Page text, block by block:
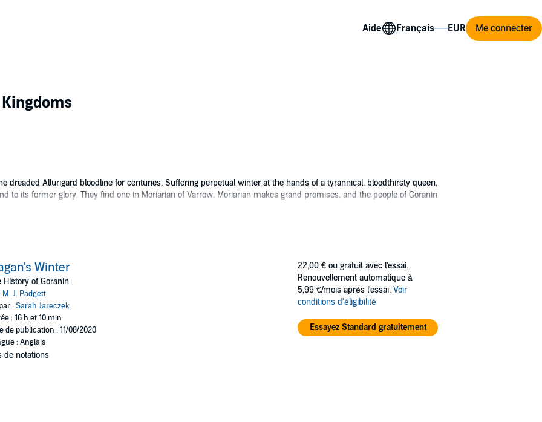
Aide Me connecter
dreaded Allurigard bloodline for centuries. Suffering perpetual winter at the hands of a tyrannical, bloodthirsty queen,
to its former glory. They find one in Moriarian of Varrow. Moriarian makes grand promises, and the people of Goranin
is stolen and Moriarian attacks, Eiagan barely escapes her castle alive. With a gaping abdominal wound and
true, and the people are subjugated to a fate worse than death. As Moriarian ravages her land, Eiagan seeks
Haunted by memories of her past, Eiagan joins forces with a band of rebels, a healer who believes he can save
determined to free the land of oppression once and for all.
threaten their survival, but the queen is determined to win back her birthright at all costs - even if it means
Winter
History of Goranin
M. J. Padgett
:Sarah Jareczek
: 16 h et 10 min
de publication : 11/08/2020
: Anglais
de notations
22,00 € ou gratuit avec l'essai.
Renouvellement automatique à
5,99 €/mois après l'essai. Voir
conditions d'éligibilité
Essayez Standard gratuitement